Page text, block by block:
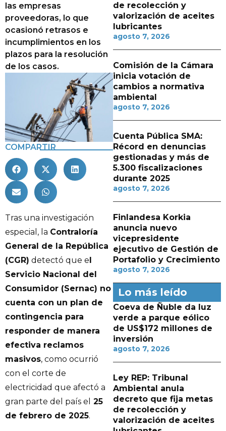
las empresas
proveedoras, lo que
ocasionó retrasos e
incumplimientos en los
plazos para la resolución
de los casos.
COMPARTIR
Tras una investigación
especial, la Contraloría
General de la República
(CGR) detectó que e
Servicio Nacional del
Consumidor (Sernac) no
cuenta con un plan de
contingencia para
responder de manera
efectiva reclamos
masivos, como ocurrió
con el corte de
electricidad que afectó a
gran parte del país el 25
de febrero de 2025.
de recolección y
valorización de aceites
lubricantes
agosto 7, 2026
Comisión de la Cámara
inicia votación de
cambios a normativa
ambiental
agosto 7, 2026
Cuenta Pública SMA:
Récord en denuncias
gestionadas y más de
5.300 fiscalizaciones
durante 2025
agosto 7, 2026
Finlandesa Korkia
anuncia nuevo
vicepresidente
ejecutivo de Gestión de
Portafolio y Crecimiento
agosto 7, 2026
Lo más leído
Coeva de Ñuble da luz
verde a parque eólico
de US$172 millones de
inversión
agosto 7, 2026
Ley REP: Tribunal
Ambiental anula
decreto que fija metas
de recolección y
valorización de aceites